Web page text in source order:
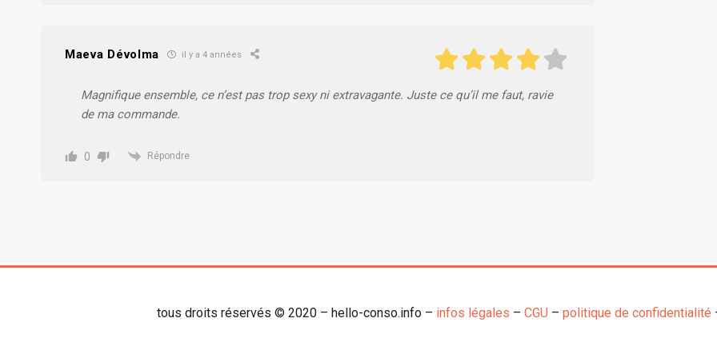
Maeva Dévolma il y a 4 années
Magnifique ensemble, ce n’est pas trop sexy ni extravagante. Juste ce qu’il me faut, ravie
de ma commande.
0 Répondre
tous droits réservés © 2020 – hello-conso.info – infos légales – CGU – politique de confidentialité